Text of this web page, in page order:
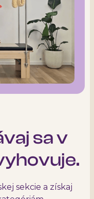
sa v
sekcie a získaj